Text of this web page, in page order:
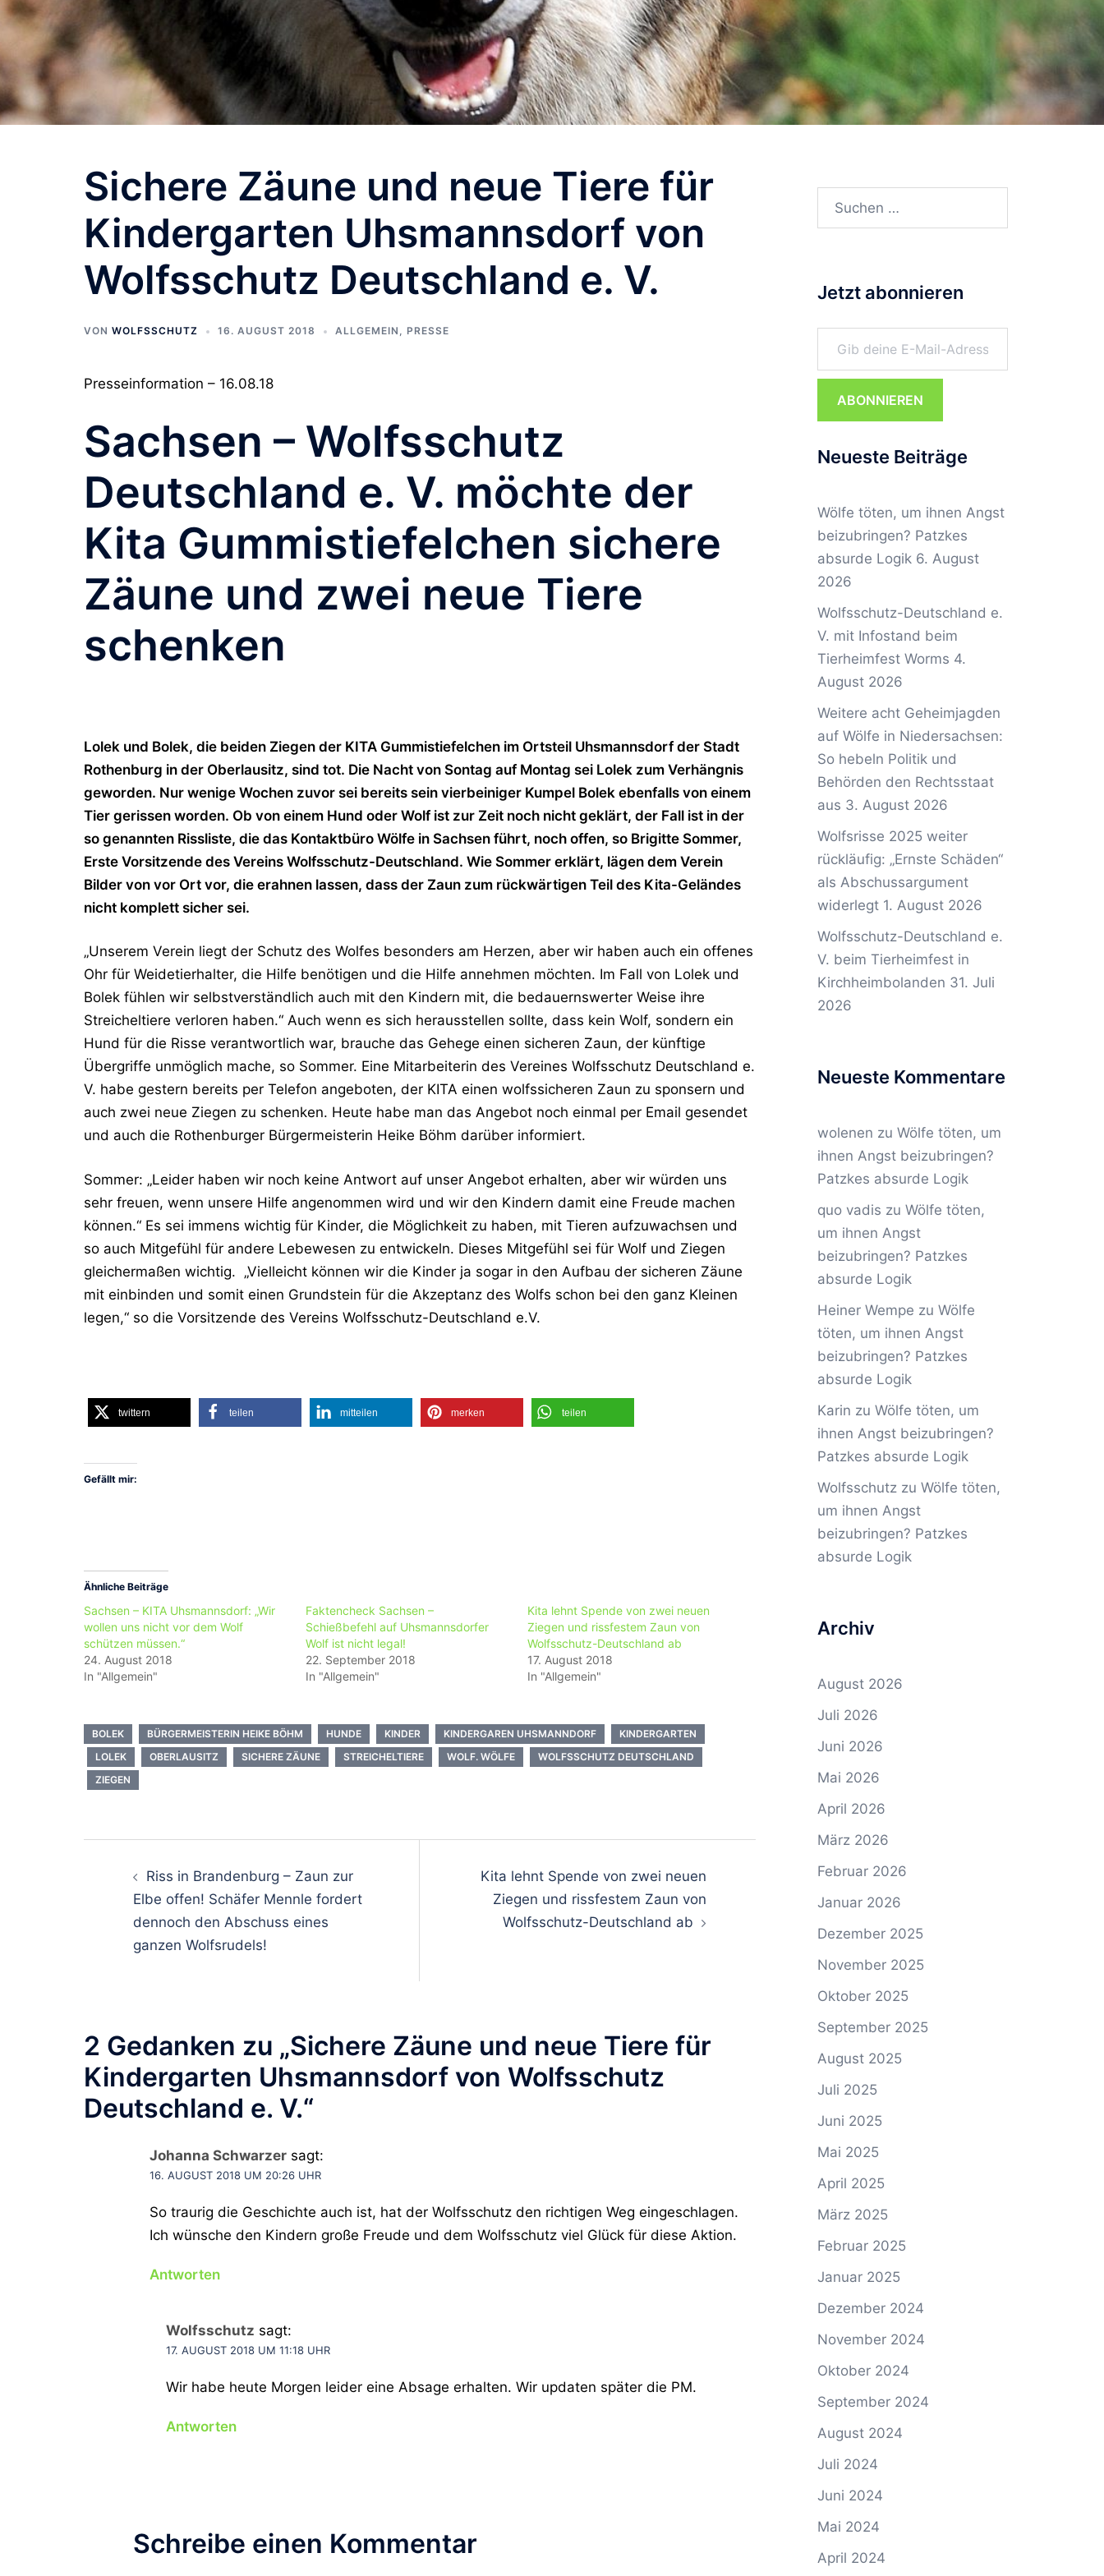
Sichere Zäune und neue Tiere für
Kindergarten Uhsmannsdorf von
Wolfsschutz Deutschland e. V.
VON WOLFSSCHUTZ 16. AUGUST 2018 ALLGEMEIN , PRESSE
Presseinformation – 16.08.18
Sachsen – Wolfsschutz
Deutschland e. V. möchte der
Kita Gummistiefelchen sichere
Zäune und zwei neue Tiere
schenken
Lolek und Bolek, die beiden Ziegen der KITA Gummistiefelchen im Ortsteil Uhsmannsdorf der Stadt
Rothenburg in der Oberlausitz, sind tot. Die Nacht von Sontag auf Montag sei Lolek zum Verhängnis
geworden. Nur wenige Wochen zuvor sei bereits sein vierbeiniger Kumpel Bolek ebenfalls von einem
Tier gerissen worden. Ob von einem Hund oder Wolf ist zur Zeit noch nicht geklärt, der Fall ist in der
so genannten Rissliste, die das Kontaktbüro Wölfe in Sachsen führt, noch offen, so Brigitte Sommer,
Erste Vorsitzende des Vereins Wolfsschutz-Deutschland. Wie Sommer erklärt, lägen dem Verein
Bilder von vor Ort vor, die erahnen lassen, dass der Zaun zum rückwärtigen Teil des Kita-Geländes
nicht komplett sicher sei.
„Unserem Verein liegt der Schutz des Wolfes besonders am Herzen, aber wir haben auch ein offenes
Ohr für Weidetierhalter, die Hilfe benötigen und die Hilfe annehmen möchten. Im Fall von Lolek und
Bolek fühlen wir selbstverständlich auch mit den Kindern mit, die bedauernswerter Weise ihre
Streicheltiere verloren haben.“ Auch wenn es sich herausstellen sollte, dass kein Wolf, sondern ein
Hund für die Risse verantwortlich war, brauche das Gehege einen sicheren Zaun, der künftige
Übergriffe unmöglich mache, so Sommer. Eine Mitarbeiterin des Vereines Wolfsschutz Deutschland e.
V. habe gestern bereits per Telefon angeboten, der KITA einen wolfssicheren Zaun zu sponsern und
auch zwei neue Ziegen zu schenken. Heute habe man das Angebot noch einmal per Email gesendet
und auch die Rothenburger Bürgermeisterin Heike Böhm darüber informiert.
Sommer: „Leider haben wir noch keine Antwort auf unser Angebot erhalten, aber wir würden uns
sehr freuen, wenn unsere Hilfe angenommen wird und wir den Kindern damit eine Freude machen
können.“ Es sei immens wichtig für Kinder, die Möglichkeit zu haben, mit Tieren aufzuwachsen und
so auch Mitgefühl für andere Lebewesen zu entwickeln. Dieses Mitgefühl sei für Wolf und Ziegen
gleichermaßen wichtig. „Vielleicht können wir die Kinder ja sogar in den Aufbau der sicheren Zäune
mit einbinden und somit einen Grundstein für die Akzeptanz des Wolfs schon bei den ganz Kleinen
legen,“ so die Vorsitzende des Vereins Wolfsschutz-Deutschland e.V.
twittern teilen mitteilen merken teilen
Gefällt mir:
Ähnliche Beiträge
Sachsen – KITA Uhsmannsdorf: „Wir
wollen uns nicht vor dem Wolf
schützen müssen.“
24. August 2018
In "Allgemein"
Faktencheck Sachsen –
Schießbefehl auf Uhsmannsdorfer
Wolf ist nicht legal!
22. September 2018
In "Allgemein"
Kita lehnt Spende von zwei neuen
Ziegen und rissfestem Zaun von
Wolfsschutz-Deutschland ab
17. August 2018
In "Allgemein"
BOLEK BÜRGERMEISTERIN HEIKE BÖHM HUNDE KINDER KINDERGAREN UHSMANNDORF
KINDERGARTEN
LOLEK
OBERLAUSITZ SICHERE ZÄUNE STREICHELTIERE WOLF. WÖLFE
WOLFSSCHUTZ DEUTSCHLAND
ZIEGEN
Riss in Brandenburg – Zaun zur
Elbe offen! Schäfer Mennle fordert
dennoch den Abschuss eines
ganzen Wolfsrudels!
Kita lehnt Spende von zwei neuen
Ziegen und rissfestem Zaun von
Wolfsschutz-Deutschland ab
2 Gedanken zu „Sichere Zäune und neue Tiere für
Kindergarten Uhsmannsdorf von Wolfsschutz
Deutschland e. V.“
Johanna Schwarzer sagt:
16. AUGUST 2018 UM 20:26 UHR
So traurig die Geschichte auch ist, hat der Wolfsschutz den richtigen Weg eingeschlagen.
Ich wünsche den Kindern große Freude und dem Wolfsschutz viel Glück für diese Aktion.
Antworten
Wolfsschutz sagt:
17. AUGUST 2018 UM 11:18 UHR
Wir habe heute Morgen leider eine Absage erhalten. Wir updaten später die PM.
Antworten
Schreibe einen Kommentar
Suchen
Jetzt abonnieren
Gib deine E-Mail-Adresse ein ...
ABONNIEREN
Neueste Beiträge
Wölfe töten, um ihnen Angst
beizubringen? Patzkes
absurde Logik 6. August
2026
Wolfsschutz-Deutschland e.
V. mit Infostand beim
Tierheimfest Worms 4.
August 2026
Weitere acht Geheimjagden
auf Wölfe in Niedersachsen:
So hebeln Politik und
Behörden den Rechtsstaat
aus 3. August 2026
Wolfsrisse 2025 weiter
rückläufig: „Ernste Schäden“
als Abschussargument
widerlegt 1. August 2026
Wolfsschutz-Deutschland e.
V. beim Tierheimfest in
Kirchheimbolanden 31. Juli
2026
Neueste Kommentare
wolenen zu Wölfe töten, um
ihnen Angst beizubringen?
Patzkes absurde Logik
quo vadis zu Wölfe töten,
um ihnen Angst
beizubringen? Patzkes
absurde Logik
Heiner Wempe zu Wölfe
töten, um ihnen Angst
beizubringen? Patzkes
absurde Logik
Karin zu Wölfe töten, um
ihnen Angst beizubringen?
Patzkes absurde Logik
Wolfsschutzzu Wölfe töten,
um ihnen Angst
beizubringen? Patzkes
absurde Logik
Archiv
August 2026
Juli 2026
Juni 2026
Mai 2026
April 2026
März 2026
Februar 2026
Januar 2026
Dezember 2025
November 2025
Oktober 2025
September 2025
August 2025
Juli 2025
Juni 2025
Mai 2025
April 2025
März 2025
Februar 2025
Januar 2025
Dezember 2024
November 2024
Oktober 2024
September 2024
August 2024
Juli 2024
Juni 2024
Mai 2024
April 2024